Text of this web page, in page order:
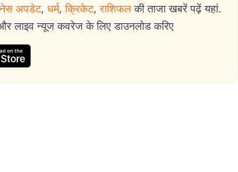
अपडेट, धर्म, क्रिकेट, राशिफल की ताजा खबरें पढ़ें यहां.
लाइव न्यूज कवरेज के लिए डाउनलोड करिए